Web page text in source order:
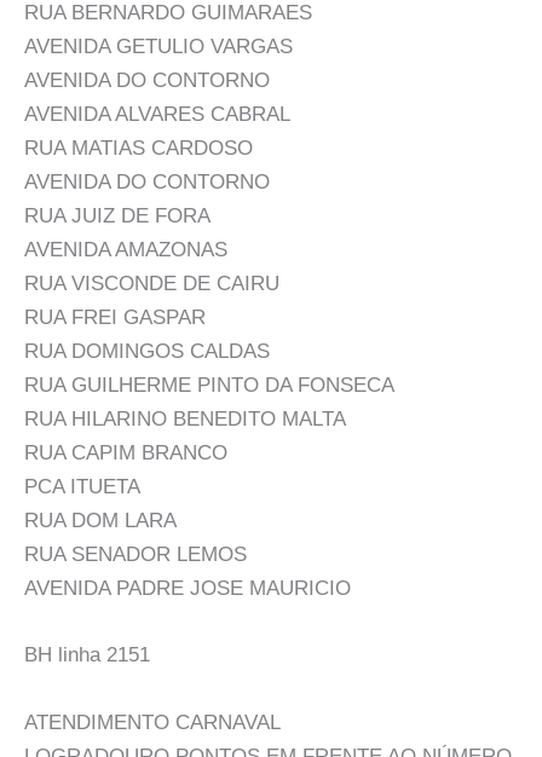
RUA BERNARDO GUIMARAES
AVENIDA GETULIO VARGAS
AVENIDA DO CONTORNO
AVENIDA ALVARES CABRAL
RUA MATIAS CARDOSO
AVENIDA DO CONTORNO
RUA JUIZ DE FORA
AVENIDA AMAZONAS
RUA VISCONDE DE CAIRU
RUA FREI GASPAR
RUA DOMINGOS CALDAS
RUA GUILHERME PINTO DA FONSECA
RUA HILARINO BENEDITO MALTA
RUA CAPIM BRANCO
PCA ITUETA
RUA DOM LARA
RUA SENADOR LEMOS
AVENIDA PADRE JOSE MAURICIO
BH linha 2151
ATENDIMENTO CARNAVAL